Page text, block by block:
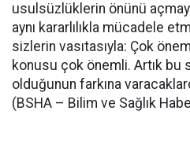
usulsüzlüklerin önünü
aynı kararlılıkla mücadele
sizlerin vasıtasıyla: Çok
konusu çok önemli. Artık bu
olduğunun farkına
(BSHA – Bilim ve Sağlık